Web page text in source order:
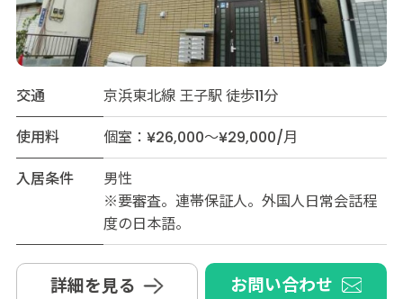
交通
京浜東北線 王子駅 徒歩11分
使用料
個室：¥26,000～¥29,000/月
入居条件
男性
※要審査。連帯保証人。外国人日常会話程
度の日本語。
詳細を見る お問い合わせ